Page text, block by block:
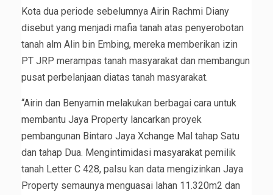
Kota dua periode sebelumnya Airin Rachmi Diany
disebut yang menjadi mafia tanah atas penyerobotan
tanah alm Alin bin Embing, mereka memberikan izin
PT JRP merampas tanah masyarakat dan membangun
pusat perbelanjaan diatas tanah masyarakat.
“Airin dan Benyamin melakukan berbagai cara untuk
membantu Jaya Property lancarkan proyek
pembangunan Bintaro Jaya Xchange Mal tahap Satu
dan tahap Dua. Mengintimidasi masyarakat pemilik
tanah Letter C 428, palsu kan data mengizinkan Jaya
Property semaunya menguasai lahan 11.320m2 dan